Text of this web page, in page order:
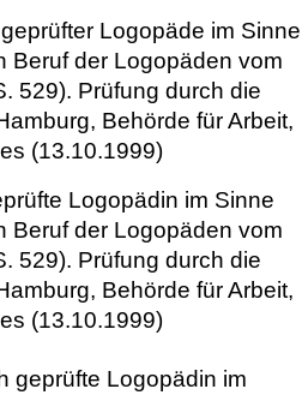
Logopäde im Sinne
Beruf der Logopäden vom
529). Prüfung durch die
Behörde für Arbeit,
(13.10.1999)
Logopädin im Sinne
Beruf der Logopäden vom
529). Prüfung durch die
Behörde für Arbeit,
(13.10.1999)
geprüfte Logopädin im